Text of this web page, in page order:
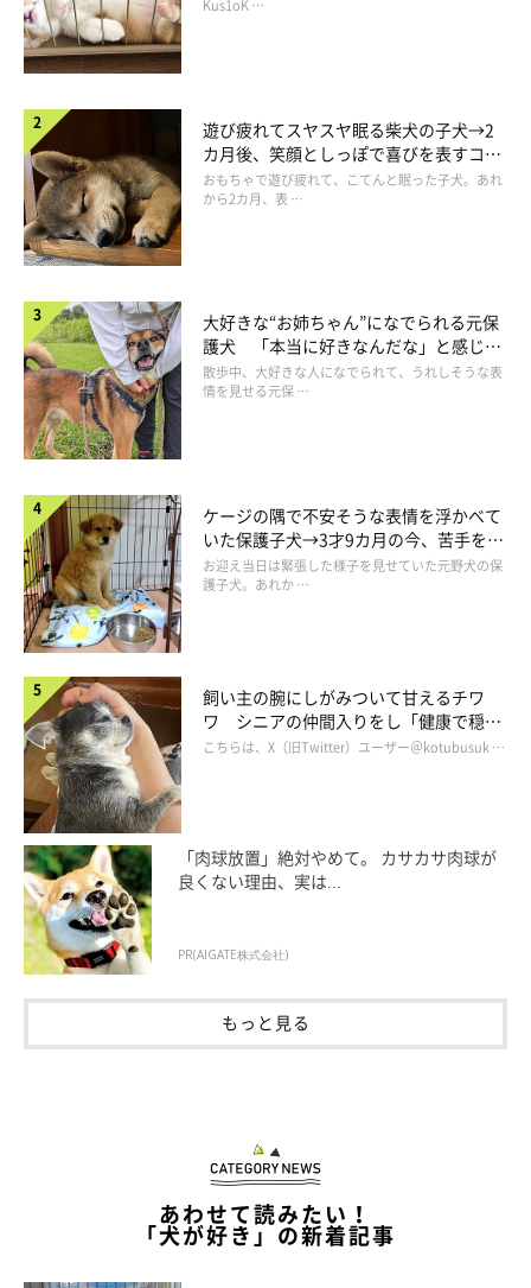
動物は成長と共に体の大きさも変わってきます。人間も赤ちゃん
の時にはベビーベッドで寝ていましたが、大人になると大きなベ
は同じ。仔犬の時のベッドには入りきらくなってしまいます。
ちょっと小さめのベッドで丸まっているのは、MIXのペコちゃん
です。窮屈そうに見えますが、逆にフィット感が増していいのか
もしれませんね。昔の居場所に戻って、幼い頃を思い出している
のでしょうか。
長！
Kus1oK …
遊び疲れてスヤスヤ眠る柴犬の子犬→2
カ月後、笑顔としっぽで喜びを表すコに
成長！
おもちゃで遊び疲れて、こてんと眠った子犬。あれ
から2カ月、表 …
大好きな“お姉ちゃん”になでられる元保
護犬 「本当に好きなんだな」と感じる
表情にほっこり
散歩中、大好きな人になでられて、うれしそうな表
情を見せる元保 …
ケージの隅で不安そうな表情を浮かべて
いた保護子犬→3才9カ月の今、苦手を克
服し頼もしいコに成長！
お迎え当日は緊張した様子を見せていた元野犬の保
護子犬。あれか …
飼い主の腕にしがみついて甘えるチワ
ワ シニアの仲間入りをし「健康で穏や
かな暮らしが続いてほしい」と願う
こちらは、X（旧Twitter）ユーザー＠kotubusuk …
「肉球放置」絶対やめて。 カサカサ肉球が
良くない理由、実は...
PR(AIGATE株式会社)
もっと見る
あわせて読みたい！
「犬が好き」の新着記事